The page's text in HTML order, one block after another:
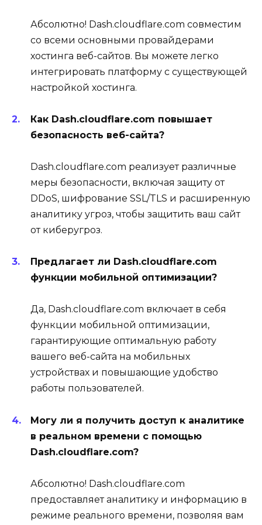
Абсолютно! Dash.cloudflare.com совместим
со всеми основными провайдерами
хостинга веб-сайтов. Вы можете легко
интегрировать платформу с существующей
настройкой хостинга.
Как Dash.cloudflare.com повышает
безопасность веб-сайта?
Dash.cloudflare.com реализует различные
меры безопасности, включая защиту от
DDoS, шифрование SSL/TLS и расширенную
аналитику угроз, чтобы защитить ваш сайт
от киберугроз.
Предлагает ли Dash.cloudflare.com
функции мобильной оптимизации?
Да, Dash.cloudflare.com включает в себя
функции мобильной оптимизации,
гарантирующие оптимальную работу
вашего веб-сайта на мобильных
устройствах и повышающие удобство
работы пользователей.
Могу ли я получить доступ к аналитике
в реальном времени с помощью
Dash.cloudflare.com?
Абсолютно! Dash.cloudflare.com
предоставляет аналитику и информацию в
режиме реального времени, позволяя вам